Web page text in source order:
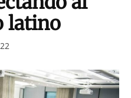
latino